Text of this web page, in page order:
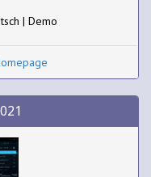
| Demo